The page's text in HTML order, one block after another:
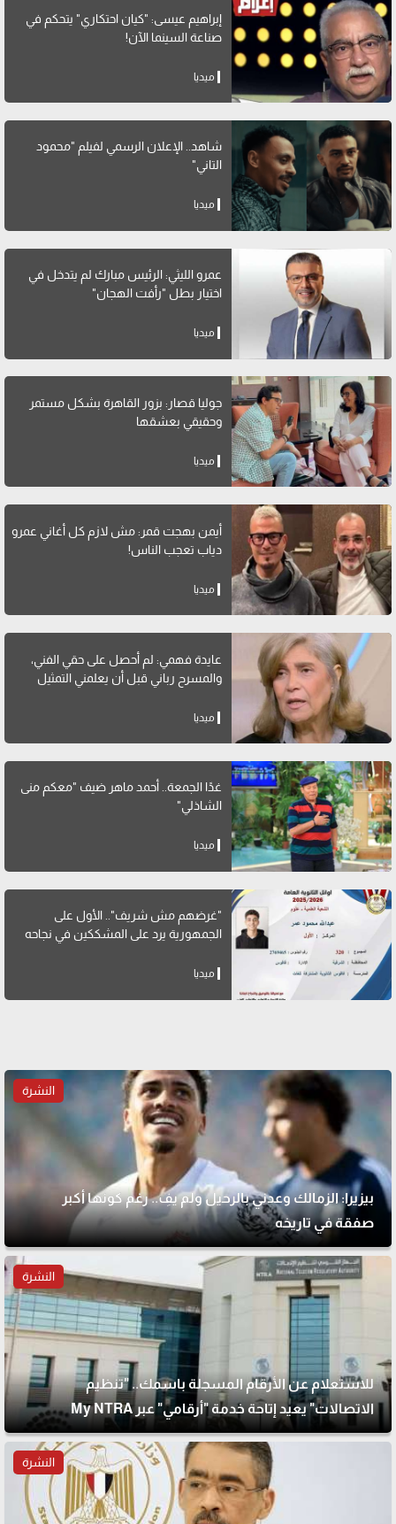
إبراهيم عيسى: "كيان احتكاري" يتحكم في
صناعة السينما الآن!
ميديا
شاهد.. الإعلان الرسمي لفيلم "محمود
التاني"
ميديا
عمرو الليثي: الرئيس مبارك لم يتدخل في
اختيار بطل "رأفت الهجان"
ميديا
جوليا قصار: بزور القاهرة بشكل مستمر
وحقيقي بعشقها
ميديا
أيمن بهجت قمر: مش لازم كل أغاني عمرو
دياب تعجب الناس!
ميديا
عايدة فهمي: لم أحصل على حقي الفني،
والمسرح رباني قبل أن يعلمني التمثيل
ميديا
غدًا الجمعة.. أحمد ماهر ضيف "معكم منى
الشاذلي"
ميديا
"غرضهم مش شريف".. الأول على
الجمهورية يرد على المشككين في نجاحه
ميديا
النشرة
بيزيرا: الزمالك وعدني بالرحيل ولم يفِ.. رغم كونها أكبر
صفقة في تاريخه
النشرة
للاستعلام عن الأرقام المسجلة باسمك.. "تنظيم
الاتصالات" يعيد إتاحة خدمة "أرقامي" عبر My NTRA
النشرة